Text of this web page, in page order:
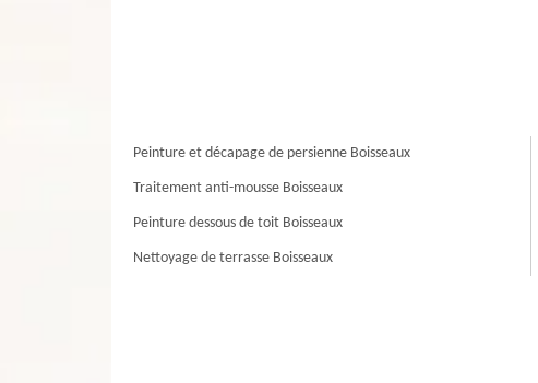
Peinture et décapage de persienne Boisseaux
Traitement anti-mousse Boisseaux
Peinture dessous de toit Boisseaux
Nettoyage de terrasse Boisseaux